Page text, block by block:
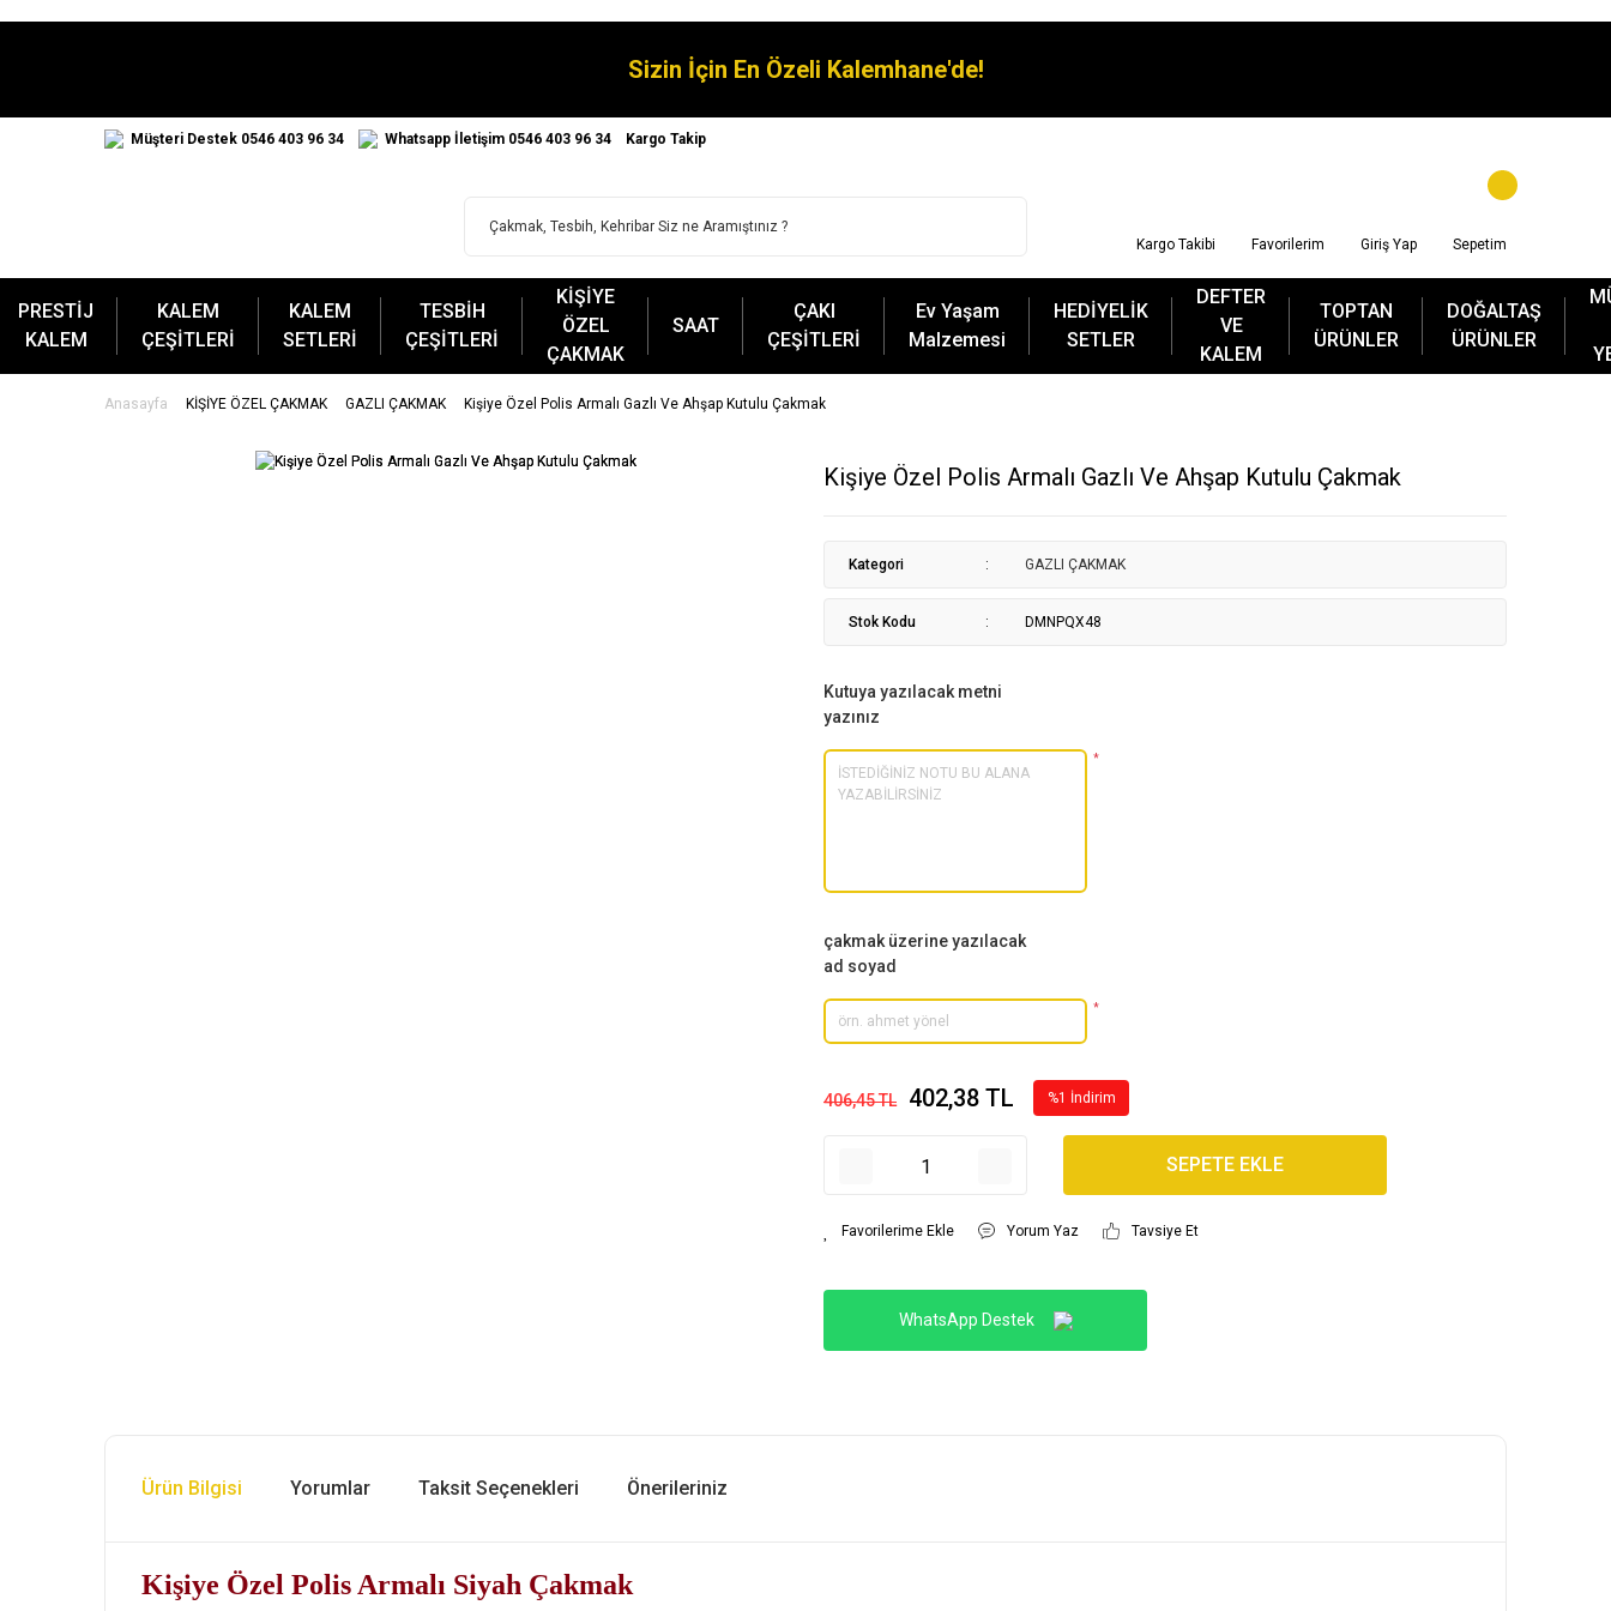
Sizin İçin En Özeli Kalemhane'de!
Müşteri Destek 0546 403 96 34 Whatsapp İletişim 0546 403 96 34 Kargo Takip
Kargo Takibi Favorilerim Giriş Yap Sepetim
PRESTİJ
KALEM
KALEM
ÇEŞİTLERİ
KALEM
SETLERİ
TESBİH
ÇEŞİTLERİ
KİŞİYE
ÖZEL
ÇAKMAK
SAAT
ÇAKI
ÇEŞİTLERİ
Ev Yaşam
Malzemesi
HEDİYELİK
SETLER
DEFTER
VE
KALEM
TOPTAN
ÜRÜNLER
DOĞALTAŞ
ÜRÜNLER
Anasayfa KİŞİYE ÖZEL ÇAKMAK GAZLI ÇAKMAK Kişiye Özel Polis Armalı Gazlı Ve Ahşap Kutulu Çakmak
Kişiye Özel Polis Armalı Gazlı Ve Ahşap Kutulu Çakmak
Kategori GAZLI ÇAKMAK
Stok Kodu DMNPQX48
Kutuya yazılacak metni
yazınız
*
çakmak üzerine yazılacak
ad soyad
*
406,45 TL 402,38 TL %1 İndirim
SEPETE EKLE
Yorum Yaz Tavsiye Et
WhatsApp Destek
Ürün Bilgisi Yorumlar Taksit Seçenekleri Önerileriniz
Kişiye Özel Polis Armalı Siyah Çakmak